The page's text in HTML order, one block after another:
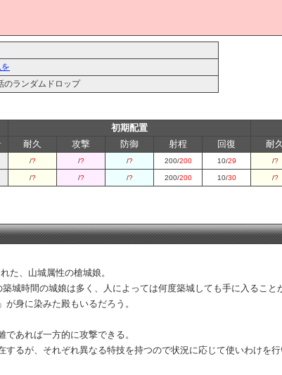
のランダムドロップ
初期配置
耐久 攻撃 防御 射程 回復 耐
/? /? /? 200/200 10/29 /?
/? /? /? 200/200 10/30 /?
た、山城属性の槍城娘。
城時間の城娘は多く、人によっては何度築城しても手に入ること
身に染みた殿もいるだろう。
あれば一方的に攻撃できる。
するが、それぞれ異なる特技を持つので状況に応じて使いわけを